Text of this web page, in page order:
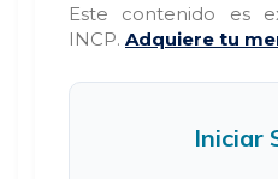
Este contenido es
INCP. Adquiere tu
Iniciar